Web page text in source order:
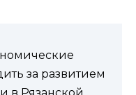
за развитием